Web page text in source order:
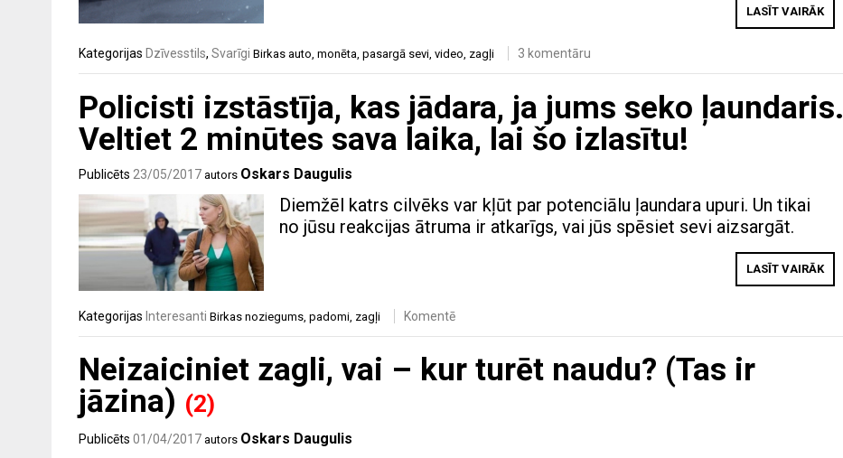
LASĪT VAIRĀK
Kategorijas Dzīvesstils, Svarīgi Birkas auto, monēta, pasargā sevi, video, zagļi 3 komentāru
Policisti izstāstīja, kas jādara, ja jums seko ļaundaris.
Veltiet 2 minūtes sava laika, lai šo izlasītu!
Publicēts 23/05/2017 autors Oskars Daugulis
Diemžēl katrs cilvēks var kļūt par potenciālu ļaundara upuri. Un tikai
no jūsu reakcijas ātruma ir atkarīgs, vai jūs spēsiet sevi aizsargāt.
LASĪT VAIRĀK
Kategorijas Interesanti Birkas noziegums padomi zagļi Komentē
Neizaiciniet zagli, vai – kur turēt naudu? (Tas ir
jāzina) (2)
Publicēts 01/04/2017 autors Oskars Daugulis